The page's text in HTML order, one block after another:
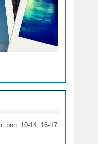
pon: 10-14, 16-17